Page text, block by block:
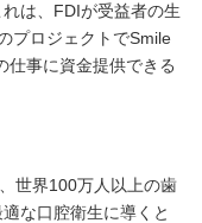
は、FDIが受益者の生
プロジェクトでSmile
仕事に資金提供できる
世界100万人以上の歯
な口腔衛生に導くと